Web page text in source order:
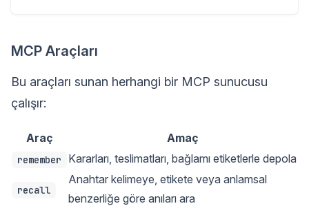
MCP Araçları
Bu araçları sunan herhangi bir MCP sunucusu
çalışır:
Araç Amaç
remember Kararları, teslimatları, bağlamı etiketlerle depola
recall
Anahtar kelimeye, etikete veya anlamsal
benzerliğe göre anıları ara